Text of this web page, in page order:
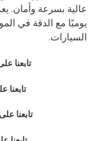
يوميًا مع الدقة في
السيارات.
تابعنا
تابعنا
تابعنا